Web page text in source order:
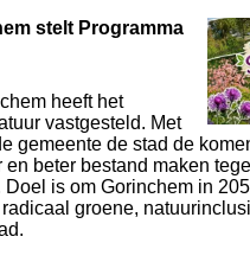
stelt Programma
heeft het
vastgesteld. Met
gemeente de stad de
beter bestand maken
is om Gorinchem in
groene,